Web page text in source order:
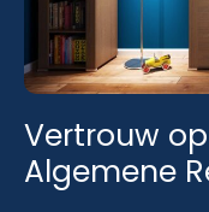
Vertrouw
Algemene